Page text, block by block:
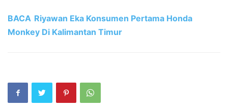
BACA Riyawan Eka Konsumen Pertama Honda
Monkey Di Kalimantan Timur